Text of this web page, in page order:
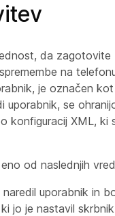
da zagotovite
na
je označen
uporabnik, se
XML, ki
od naslednjih
uporabnik in
jo je nastavil